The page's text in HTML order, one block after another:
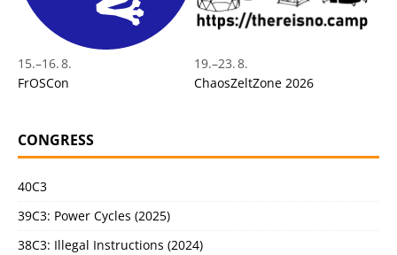
15.–16. 8.
FrOSCon
19.–23. 8.
ChaosZeltZone 2026
CONGRESS
40C3
39C3: Power Cycles (2025)
38C3: Illegal Instructions (2024)